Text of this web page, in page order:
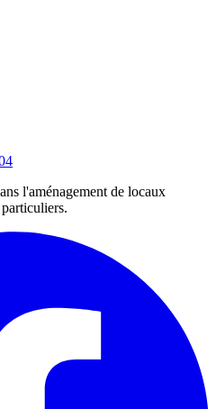
l'aménagement de locaux